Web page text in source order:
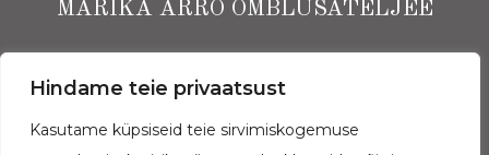
Hindame teie privaatsust
Kasutame küpsiseid teie sirvimiskogemuse
MARIKA ARRO ÕMBLUSATELJEE
Ekspressi Ärimaja I korrus, Narva mnt 13, Tallinn
(+372) 5662 3843